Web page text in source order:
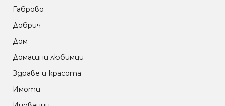
Габрово
Добрич
Дом
Домашни любимци
Здраве и красота
Имоти